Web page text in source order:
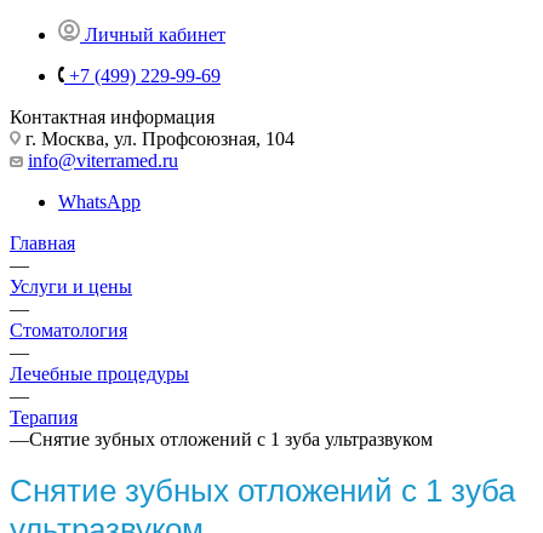
Личный кабинет
+7 (499) 229-99-69
Контактная информация
г. Москва, ул. Профсоюзная, 104
info@viterramed.ru
WhatsApp
Главная
—
Услуги и цены
—
Стоматология
—
Лечебные процедуры
—
Терапия
—Снятие зубных отложений с 1 зуба ультразвуком
Снятие зубных отложений с 1 зуба